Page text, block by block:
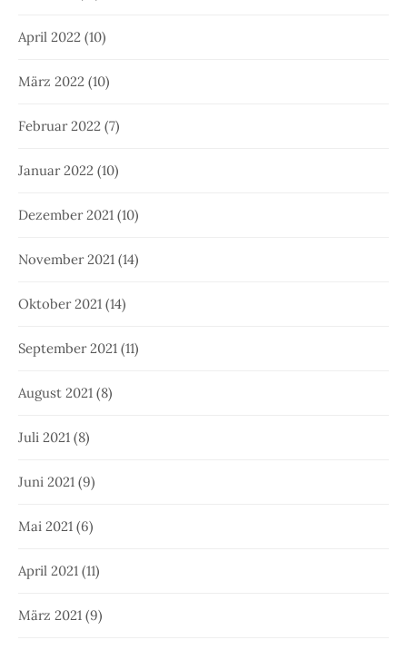
April 2022 (10)
März 2022 (10)
Februar 2022 (7)
Januar 2022 (10)
Dezember 2021 (10)
November 2021 (14)
Oktober 2021 (14)
September 2021 (11)
August 2021 (8)
Juli 2021 (8)
Juni 2021 (9)
Mai 2021 (6)
April 2021 (11)
März 2021 (9)